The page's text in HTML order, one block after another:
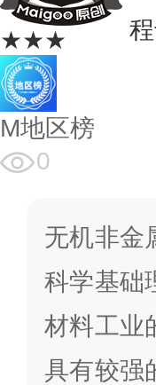
★★★
M地区榜
0
无机非金
科学基础
材料工业
具有较强